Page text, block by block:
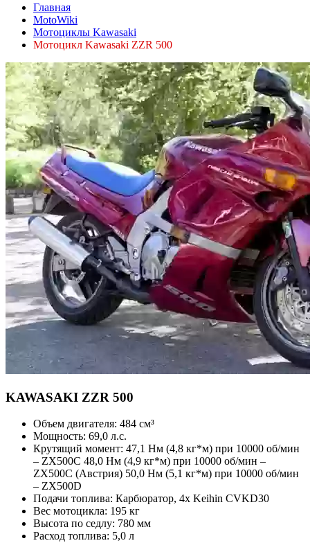
Главная
MotoWiki
Мотоциклы Kawasaki
Мотоцикл Kawasaki ZZR 500
KAWASAKI ZZR 500
Объем двигателя: 484 см³
Мощность: 69,0 л.с.
Крутящий момент: 47,1 Нм (4,8 кг*м) при 10000 об/мин
– ZX500С 48,0 Нм (4,9 кг*м) при 10000 об/мин –
ZX500С (Австрия) 50,0 Нм (5,1 кг*м) при 10000 об/мин
– ZX500D
Подачи топлива: Карбюратор, 4x Keihin CVKD30
Вес мотоцикла: 195 кг
Высота по седлу: 780 мм
Расход топлива: 5,0 л